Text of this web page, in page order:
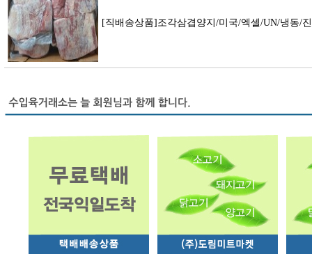
[직배송상품]조각삼겹양지/미국/엑셀/UN/냉동/